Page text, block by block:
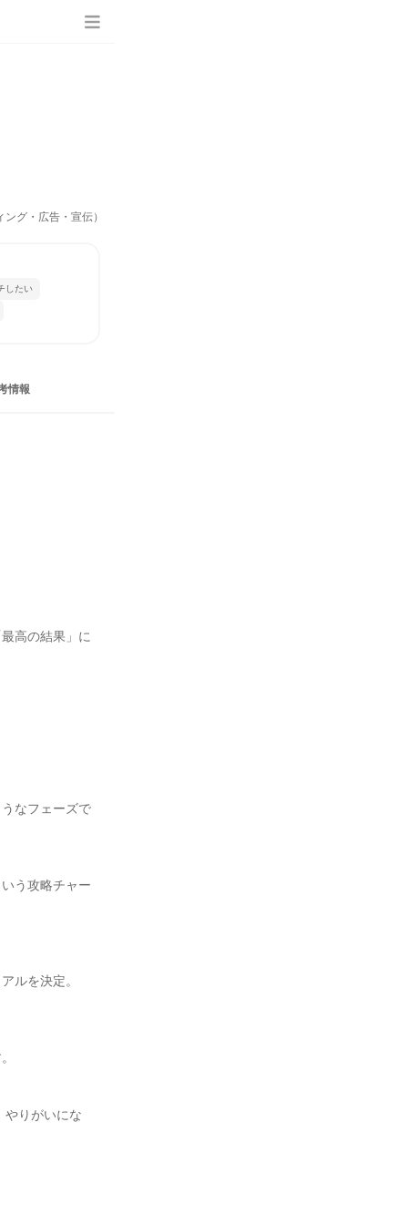
グ・広告・宣伝）
したい
情報
高の結果」に
なフェーズで
う攻略チャー
ルを決定。
りがいにな